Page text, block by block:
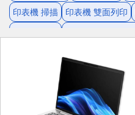
印表機 掃描
印表機 雙面列印